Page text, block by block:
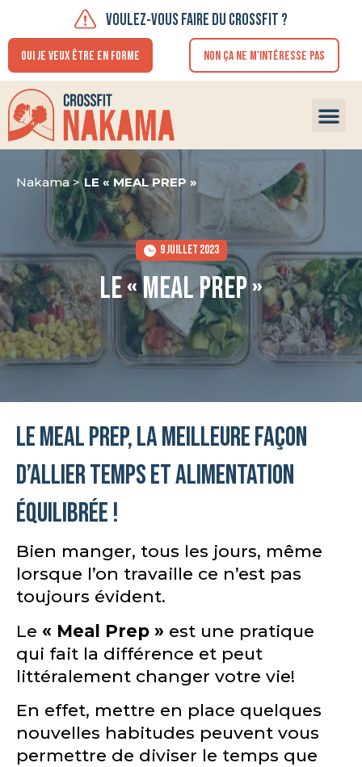
VOULEZ-VOUS FAIRE DU CROSSFIT ?
OUI JE VEUX ÊTRE EN FORME NON ÇA NE M'INTÉRESSE PAS
Nakama > LE « MEAL PREP »
9 JUILLET 2023
LE « MEAL PREP »
Le Meal Prep, la meilleure façon
d’allier temps et alimentation
équilibrée !
Bien manger, tous les jours, même
lorsque l’on travaille ce n’est pas
toujours évident.
Le « Meal Prep » est une pratique
qui fait la différence et peut
littéralement changer votre vie!
En effet, mettre en place quelques
nouvelles habitudes peuvent vous
permettre de diviser le temps que